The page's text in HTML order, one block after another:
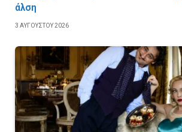
άλση
3 ΑΥΓΟΎΣΤΟΥ 2026